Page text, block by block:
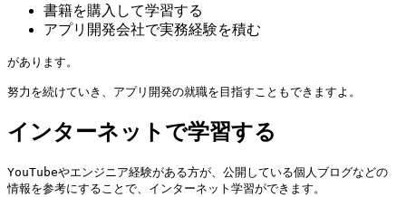
書籍を購入して学習する
アプリ開発会社で実務経験を積む
があります。
努力を続けていき、アプリ開発の就職を目指すこともできますよ。
インターネットで学習する
YouTubeやエンジニア経験がある方が、公開している個人ブログなどの
情報を参考にすることで、インターネット学習ができます。